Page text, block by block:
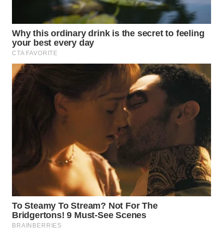
MANDALIKA
WN
LIKUPANG
LABUANBAJO
Media
WAHANA
NEWS